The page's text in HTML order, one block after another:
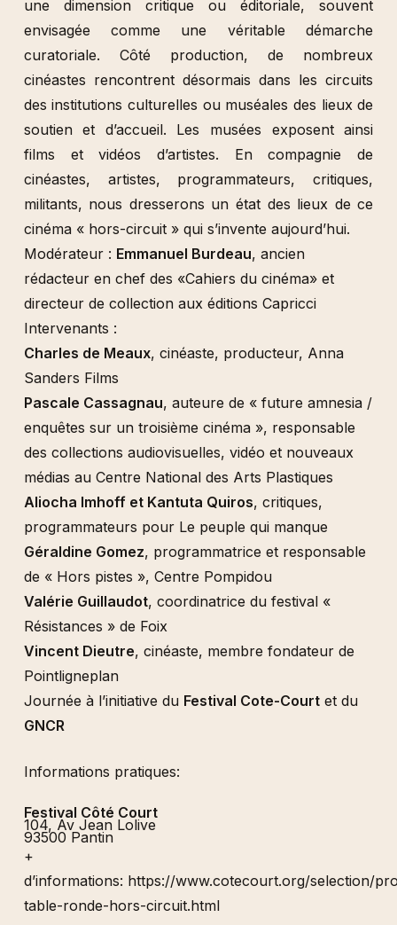
une dimension critique ou éditoriale, souvent
envisagée comme une véritable démarche
curatoriale. Côté production, de nombreux
cinéastes rencontrent désormais dans les circuits
des institutions culturelles ou muséales des lieux de
soutien et d’accueil. Les musées exposent ainsi
films et vidéos d’artistes. En compagnie de
cinéastes, artistes, programmateurs, critiques,
militants, nous dresserons un état des lieux de ce
cinéma « hors-circuit » qui s’invente aujourd’hui.
Modérateur : Emmanuel Burdeau, ancien
rédacteur en chef des «Cahiers du cinéma» et
directeur de collection aux éditions Capricci
Intervenants :
Charles de Meaux, cinéaste, producteur, Anna
Sanders Films
Pascale Cassagnau, auteure de « future amnesia /
enquêtes sur un troisième cinéma », responsable
des collections audiovisuelles, vidéo et nouveaux
médias au Centre National des Arts Plastiques
Aliocha Imhoff et Kantuta Quiros, critiques,
programmateurs pour Le peuple qui manque
Géraldine Gomez, programmatrice et responsable
de « Hors pistes », Centre Pompidou
Valérie Guillaudot, coordinatrice du festival «
Résistances » de Foix
Vincent Dieutre, cinéaste, membre fondateur de
Pointligneplan
Journée à l’initiative du Festival Cote-Courtet du
GNCR
Informations pratiques:
Festival Côté Court
104, Av Jean Lolive
93500 Pantin
+
d’informations: https://www.cotecourt.org/selection/
table-ronde-hors-circuit.html